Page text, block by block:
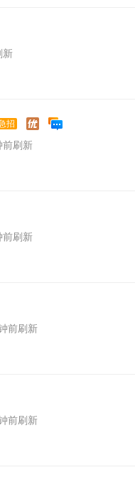
新
招
前刷新
前刷新
前刷新
前刷新